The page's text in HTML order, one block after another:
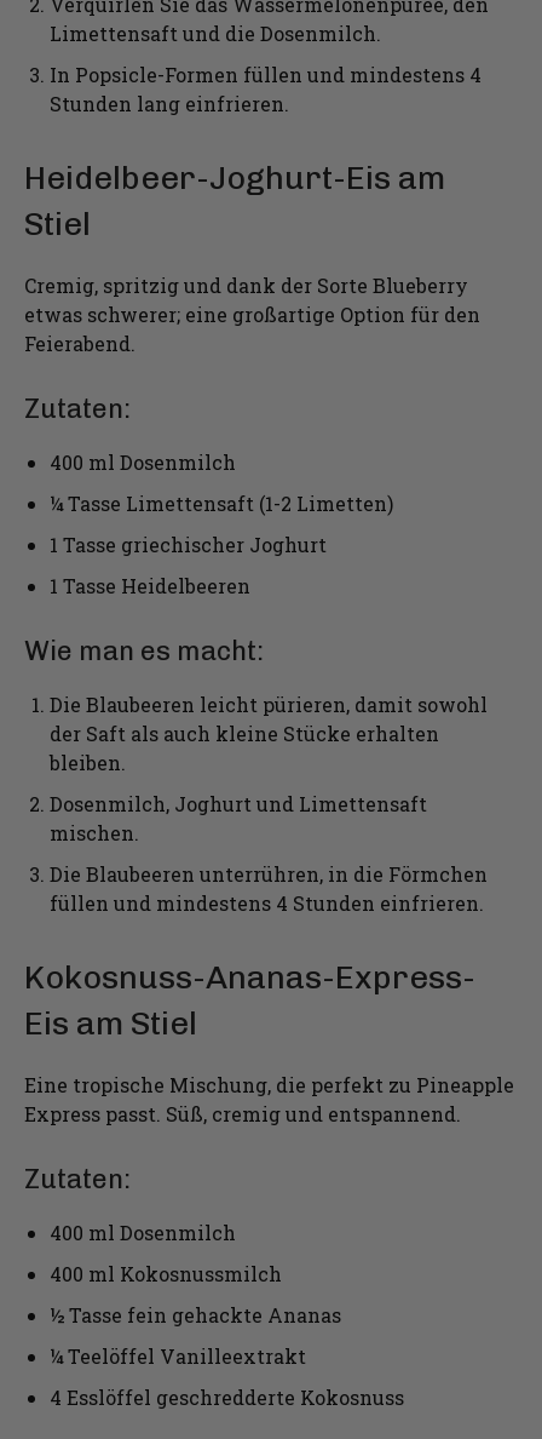
Limettensaft und die Dosenmilch.
In Popsicle-Formen füllen und mindestens 4
Stunden lang einfrieren.
Heidelbeer-Joghurt-Eis am
Stiel
Cremig, spritzig und dank der Sorte Blueberry
etwas schwerer; eine großartige Option für den
Feierabend.
Zutaten:
400 ml Dosenmilch
¼ Tasse Limettensaft (1-2 Limetten)
1 Tasse griechischer Joghurt
1 Tasse Heidelbeeren
Wie man es macht:
Die Blaubeeren leicht pürieren, damit sowohl
der Saft als auch kleine Stücke erhalten
bleiben.
Dosenmilch, Joghurt und Limettensaft
mischen.
Die Blaubeeren unterrühren, in die Förmchen
füllen und mindestens 4 Stunden einfrieren.
Kokosnuss-Ananas-Express-
Eis am Stiel
Eine tropische Mischung, die perfekt zu Pineapple
Express passt. Süß, cremig und entspannend.
Zutaten:
400 ml Dosenmilch
400 ml Kokosnussmilch
½ Tasse fein gehackte Ananas
¼ Teelöffel Vanilleextrakt
4 Esslöffel geschredderte Kokosnuss